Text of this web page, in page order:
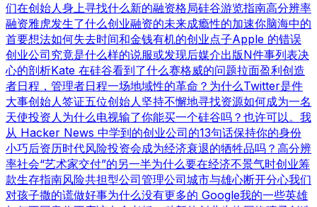
们在创始人身上寻找什么新的融资格局硅谷游览指南高分辨率
融资雅虎发生了什么创业融资的未来成瘾性的加速你脑海中的
首要想法如何失去时间和金钱有机的创业点子Apple 的错误
创业公司究竟是什么样的说服或发现后媒介出版N件事列表决
心的剖析Kate 在硅谷看到了什么赛格威的问题拉面盈利创造
者日程，管理者日程一场地域性的革命？ 为什么Twitter是件
大事创始人签证五位创始人坚持不懈地寻找资源如何成为一名
天使投资人为什么电视输了你能买一个硅谷吗？也许可以。 我
从 Hacker News 中学到的创业公司的13句话保持你的身份
小巧后资历时代风险投资会成为经济衰退的牺牲品吗？ 高分辨
率社会“艺术家交付”的另一半为什么要在经济不景气时创业筹
款生存指南风险共担型公司管理公司城市与雄心断开分心我们
对孩子撒的谎做好事为什么没有更多的 Google我的一些英雄